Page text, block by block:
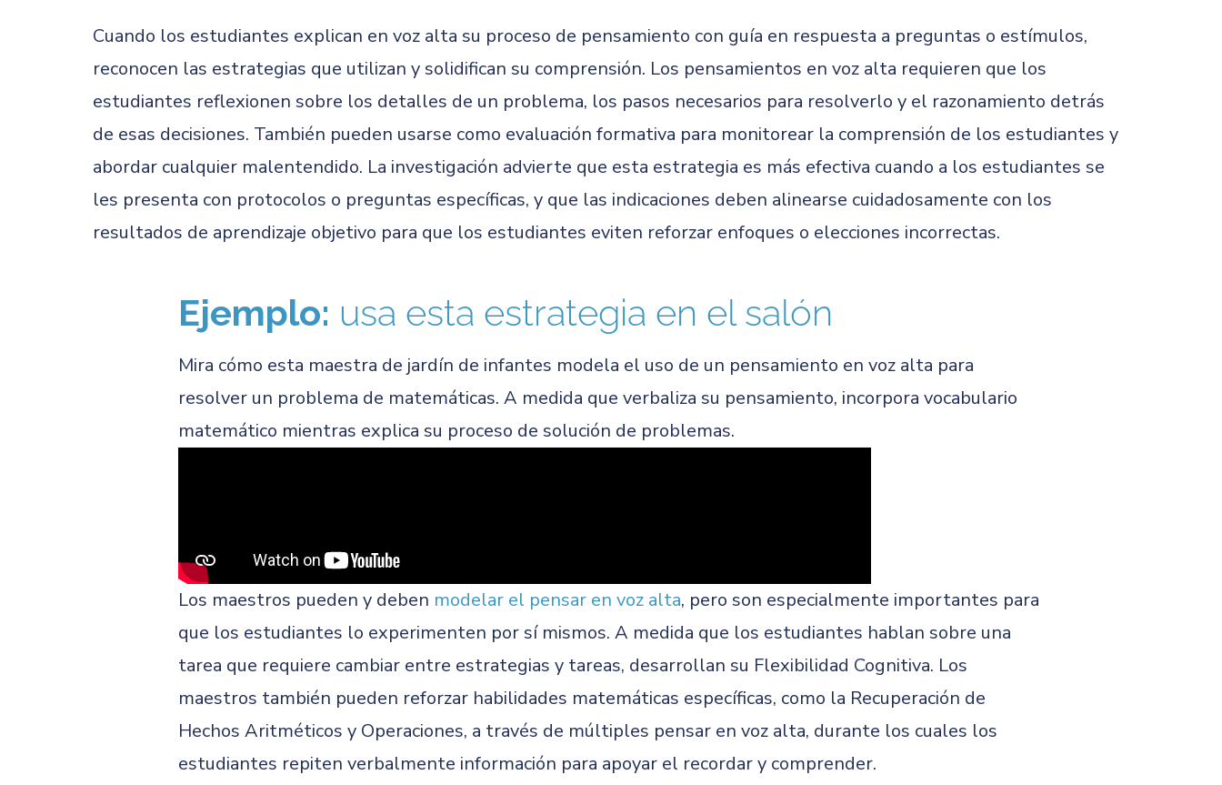
Cuando los estudiantes explican en voz alta su proceso de pensamiento con guía en respuesta a preguntas o estímulos,
reconocen las estrategias que utilizan y solidifican su comprensión. Los pensamientos en voz alta requieren que los
estudiantes reflexionen sobre los detalles de un problema, los pasos necesarios para resolverlo y el razonamiento detrás
de esas decisiones. También pueden usarse como evaluación formativa para monitorear la comprensión de los estudiantes y
abordar cualquier malentendido. La investigación advierte que esta estrategia es más efectiva cuando a los estudiantes se
les presenta con protocolos o preguntas específicas, y que las indicaciones deben alinearse cuidadosamente con los
resultados de aprendizaje objetivo para que los estudiantes eviten reforzar enfoques o elecciones incorrectas.
Ejemplo: usa esta estrategia en el salón
Mira cómo esta maestra de jardín de infantes modela el uso de un pensamiento en voz alta para
resolver un problema de matemáticas. A medida que verbaliza su pensamiento, incorpora vocabulario
matemático mientras explica su proceso de solución de problemas.
Los maestros pueden y deben modelar el pensar en voz alta, pero son especialmente importantes para
que los estudiantes lo experimenten por sí mismos. A medida que los estudiantes hablan sobre una
tarea que requiere cambiar entre estrategias y tareas, desarrollan su Flexibilidad Cognitiva. Los
maestros también pueden reforzar habilidades matemáticas específicas, como la Recuperación de
Hechos Aritméticos y Operaciones, a través de múltiples pensar en voz alta, durante los cuales los
estudiantes repiten verbalmente información para apoyar el recordar y comprender.